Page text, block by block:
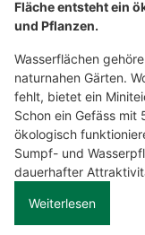
Fläche entsteht ein
und Pflanzen.
Wasserflächen
naturnahen Gärten.
fehlt, bietet ein
Schon ein Gefäss mit
ökologisch
Sumpf- und
dauerhafter
Weiterlesen